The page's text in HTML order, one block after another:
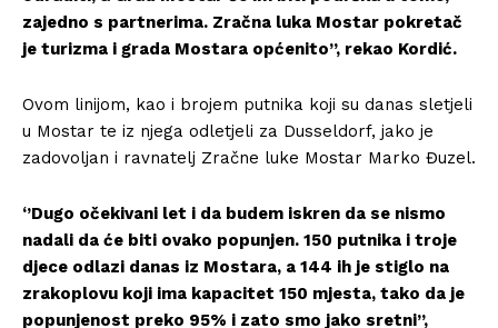
zajedno s partnerima. Zračna luka Mostar pokretač
je turizma i grada Mostara općenito’’, rekao Kordić.
Ovom linijom, kao i brojem putnika koji su danas sletjeli
u Mostar te iz njega odletjeli za Dusseldorf, jako je
zadovoljan i ravnatelj Zračne luke Mostar Marko Đuzel.
‘’Dugo očekivani let i da budem iskren da se nismo
nadali da će biti ovako popunjen. 150 putnika i troje
djece odlazi danas iz Mostara, a 144 ih je stiglo na
zrakoplovu koji ima kapacitet 150 mjesta, tako da je
popunjenost preko 95% i zato smo jako sretni’’,